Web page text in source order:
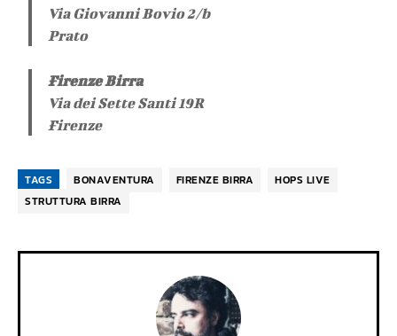
Via Giovanni Bovio 2/b
Prato
Firenze Birra
Via dei Sette Santi 19R
Firenze
TAGS BONAVENTURA FIRENZE BIRRA
HOPS LIVE
STRUTTURA BIRRA